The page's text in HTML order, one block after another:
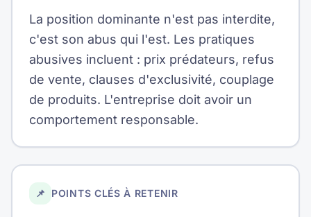
La position dominante n'est pas interdite,
c'est son abus qui l'est. Les pratiques
abusives incluent : prix prédateurs, refus
de vente, clauses d'exclusivité, couplage
de produits. L'entreprise doit avoir un
comportement responsable.
📌 POINTS CLÉS À RETENIR